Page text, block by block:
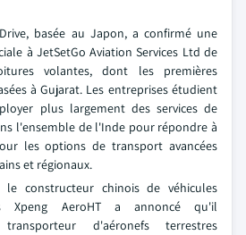
basée au Japon, a confirmé une
à JetSetGo Aviation Services Ltd de
volantes, dont les premières
à Gujarat. Les entreprises étudient
plus largement des services de
l'ensemble de l'Inde pour répondre à
les options de transport avancées
et régionaux.
le constructeur chinois de véhicules
Xpeng AeroHT a annoncé qu'il
d'aéronefs terrestres